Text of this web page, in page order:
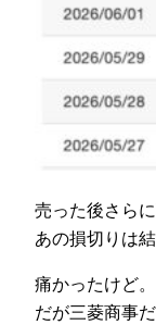
売った後さら
あの損切りは
痛かったけど
だが三菱商事